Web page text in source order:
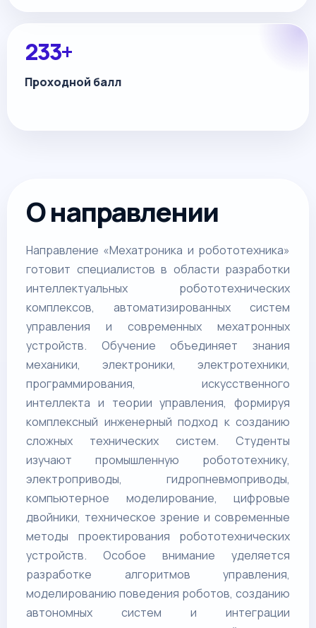
233+
Проходной балл
О направлении
Направление «Мехатроника и робототехника»
готовит специалистов в области разработки
интеллектуальных робототехнических
комплексов, автоматизированных систем
управления и современных мехатронных
устройств. Обучение объединяет знания
механики, электроники, электротехники,
программирования, искусственного
интеллекта и теории управления, формируя
комплексный инженерный подход к созданию
сложных технических систем. Студенты
изучают промышленную робототехнику,
электроприводы, гидропневмоприводы,
компьютерное моделирование, цифровые
двойники, техническое зрение и современные
методы проектирования робототехнических
устройств. Особое внимание уделяется
разработке алгоритмов управления,
моделированию поведения роботов, созданию
автономных систем и интеграции